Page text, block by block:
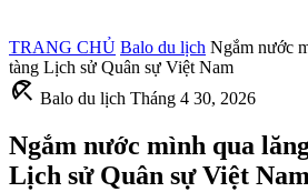
TRANG CHỦ Balo du lịch Ngắm nước
tàng Lịch sử Quân sự Việt Nam
beach_access Balo du lịch Tháng 4 30, 2026
Ngắm nước mình qua
Lịch sử Quân sự Việt